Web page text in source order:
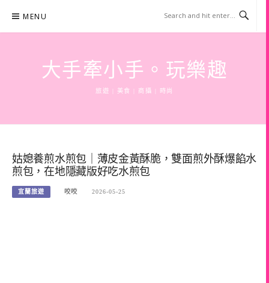
content
MENU
大手牽小手。玩樂趣
旅遊 | 美食 | 商攝 | 時尚
姑媳養煎水煎包｜薄皮金黃酥脆，雙面煎外酥爆餡水
煎包，在地隱藏版好吃水煎包
宜蘭旅遊 咬咬 2026-05-25